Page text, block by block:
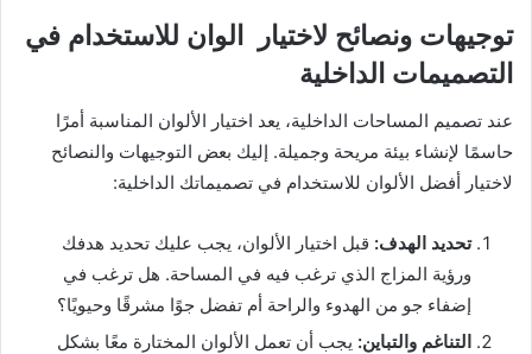
توجيهات ونصائح لاختيار الوان للاستخدام في
التصميمات الداخلية
عند تصميم المساحات الداخلية، يعد اختيار الألوان المناسبة أمرًا
حاسمًا لإنشاء بيئة مريحة وجميلة. إليك بعض التوجيهات والنصائح
لاختيار أفضل الألوان للاستخدام في تصميماتك الداخلية:
تحديد الهدف: قبل اختيار الألوان، يجب عليك تحديد هدفك
ورؤية المزاج الذي ترغب فيه في المساحة. هل ترغب في
إضفاء جو من الهدوء والراحة أم تفضل جوًا مشرقًا وحيويًا؟
التناغم والتباين: يجب أن تعمل الألوان المختارة معًا بشكل